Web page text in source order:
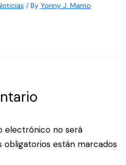
/ By Yonny J. Mamo
electrónico no será
obligatorios están marcados